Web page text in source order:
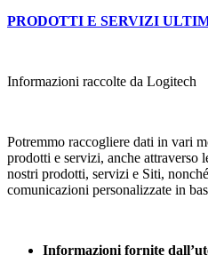
PRODOTTI E SERVIZI
Informazioni raccolte da Logitech
Potremmo raccogliere dati in vari
prodotti e servizi, anche attraverso
nostri prodotti, servizi e Siti,
comunicazioni personalizzate in
Informazioni fornite